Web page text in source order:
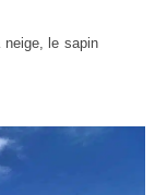
neige, le sapin